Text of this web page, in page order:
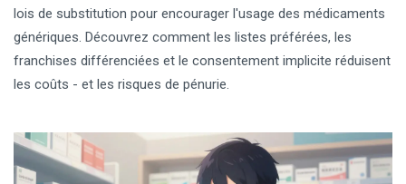
lois de substitution pour encourager l'usage des médicaments
génériques. Découvrez comment les listes préférées, les
franchises différenciées et le consentement implicite réduisent
les coûts - et les risques de pénurie.